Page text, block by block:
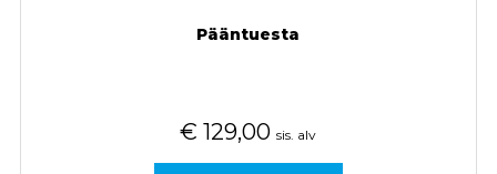
Pääntuesta
€ 129,00 sis. alv